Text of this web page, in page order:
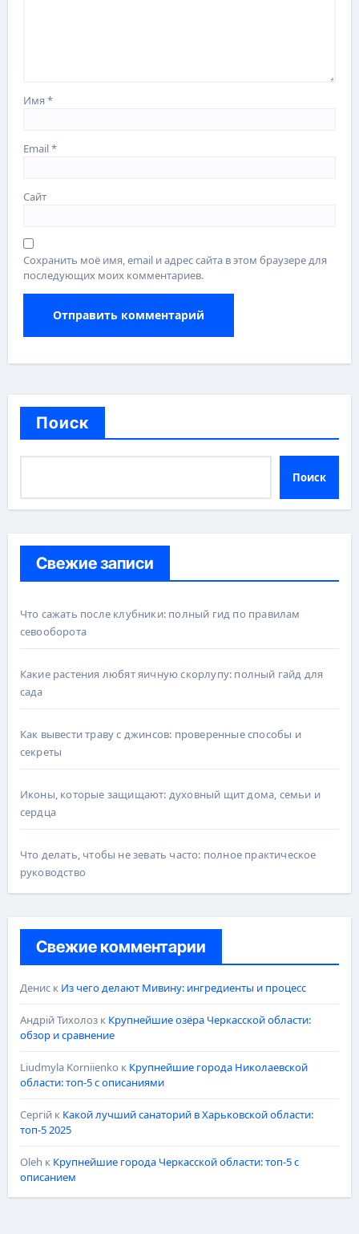
Имя*
Email*
Сайт
Сохранить моё имя, email и адрес сайта в этом браузере для
последующих моих комментариев.
Поиск
Поиск
Свежие записи
Что сажать после клубники: полный гид по правилам
севооборота
Какие растения любят яичную скорлупу: полный гайд для
сада
Как вывести траву с джинсов: проверенные способы и
секреты
Иконы, которые защищают: духовный щит дома, семьи и
сердца
Что делать, чтобы не зевать часто: полное практическое
руководство
Свежие комментарии
Дениск Из чего делают Мивину: ингредиенты и процесс
Андрій Тихолозк Крупнейшие озёра Черкасской области:
обзор и сравнение
Liudmyla Korniienko к Крупнейшие города Николаевской
области: топ-5 с описаниями
Сергійк Какой лучший санаторий в Харьковской области:
топ-5 2025
Oleh к Крупнейшие города Черкасской области: топ-5 с
описанием